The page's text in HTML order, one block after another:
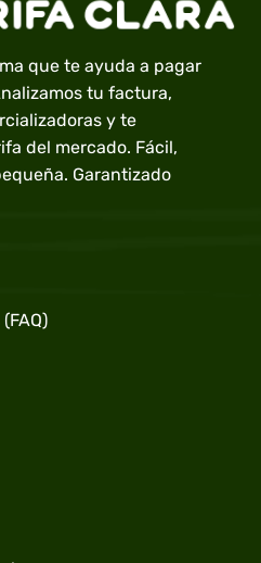
que te ayuda a pagar
tu factura,
y te
del mercado. Fácil,
Garantizado